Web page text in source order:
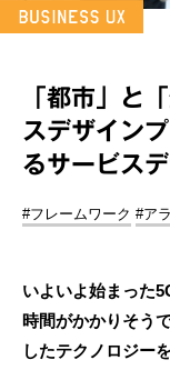
「都市」と
スデザイン
るサービス
#フレームワーク #ア
いよいよ始まった
時間がかかりそう
したテクノロジー